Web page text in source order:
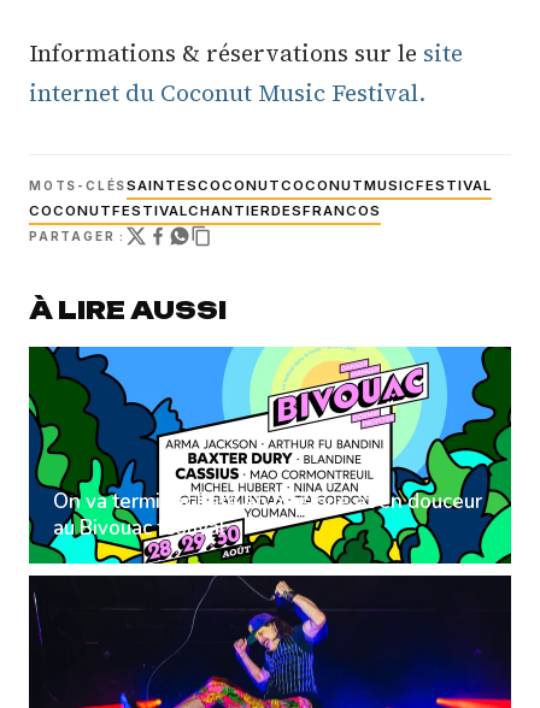
Informations & réservations sur le site
internet du Coconut Music Festival.
MOTS-CLÉSSAINTESCOCONUTCOCONUTMUSICFESTIVAL
COCONUTFESTIVALCHANTIERDESFRANCOS
PARTAGER :
À LIRE AUSSI
On va terminer l'été en musique et en douceur
au Bivouac festival